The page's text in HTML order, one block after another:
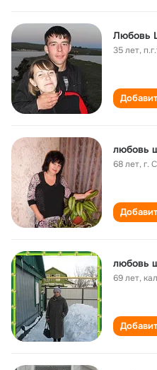
Любовь
35 лет,
любовь
68 лет,г.
любовь
69 лет,